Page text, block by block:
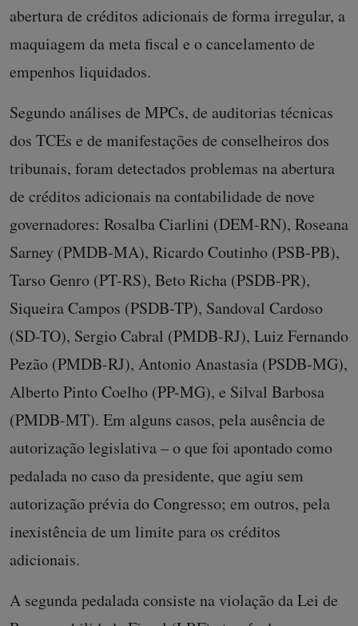
abertura de créditos adicionais de forma irregular, a
maquiagem da meta fiscal e o cancelamento de
empenhos liquidados.
Segundo análises de MPCs, de auditorias técnicas
dos TCEs e de manifestações de conselheiros dos
tribunais, foram detectados problemas na abertura
de créditos adicionais na contabilidade de nove
governadores: Rosalba Ciarlini (DEM-RN), Roseana
Sarney (PMDB-MA), Ricardo Coutinho (PSB-PB),
Tarso Genro (PT-RS), Beto Richa (PSDB-PR),
Siqueira Campos (PSDB-TP), Sandoval Cardoso
(SD-TO), Sergio Cabral (PMDB-RJ), Luiz Fernando
Pezão (PMDB-RJ), Antonio Anastasia (PSDB-MG),
Alberto Pinto Coelho (PP-MG), e Silval Barbosa
(PMDB-MT). Em alguns casos, pela ausência de
autorização legislativa – o que foi apontado como
pedalada no caso da presidente, que agiu sem
autorização prévia do Congresso; em outros, pela
inexistência de um limite para os créditos
adicionais.
A segunda pedalada consiste na violação da Lei de